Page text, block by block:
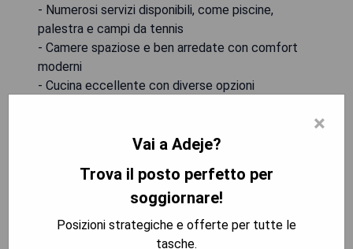
- Numerosi servizi disponibili, come piscine,
palestra e campi da tennis
- Camere spaziose e ben arredate con comfort
moderni
- Cucina eccellente con diverse opzioni
- Possibile sovraffollamento in alta stagione
- Alcuni ospiti hanno lamentato problemi di
manutenzione delle camere
×
Vai a Adeje?
Trova il posto perfetto per
soggiornare!
Posizioni strategiche e offerte per tutte le
tasche.